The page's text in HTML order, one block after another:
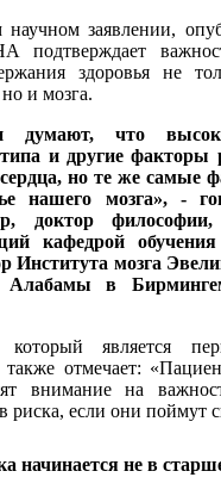
заявлении,
подтверждает
здоровья не
и мозга.
думают, что
типа и другие факторы
но те же самые
нашего мозга», -
доктор
кафедрой
Института мозга
Алабамы в
является
также отмечает:
внимание на
риска, если они поймут
начинается не в